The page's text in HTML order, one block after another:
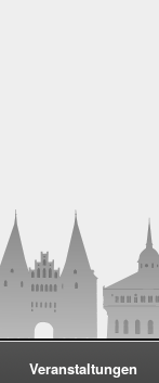
Veranstaltungen